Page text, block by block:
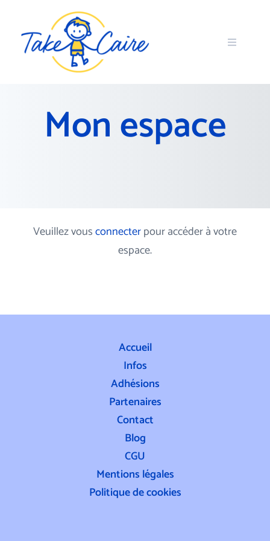
Mon espace
Veuillez vousconnecterpour accéder à votre
espace.
Accueil
Infos
Adhésions
Partenaires
Contact
Blog
CGU
Mentions légales
Politique de cookies